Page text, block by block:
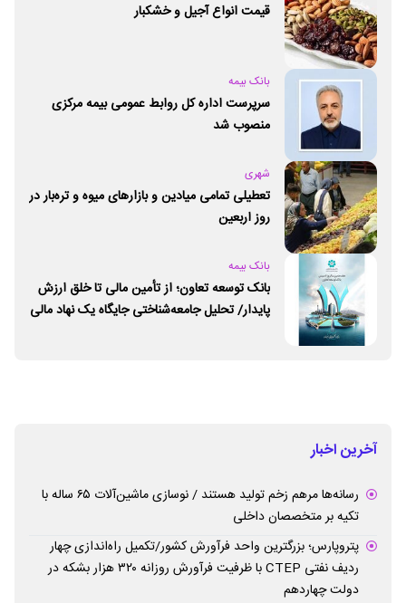
قیمت انواع آجیل و خشکبار
بانک بیمه
سرپرست اداره کل روابط عمومی بیمه مرکزی
منصوب شد
شهری
تعطیلی تمامی میادین و بازارهای میوه و تره‌بار در
روز اربعین
بانک بیمه
بانک توسعه تعاون؛ از تأمین مالی تا خلق ارزش
پایدار/ تحلیل جامعه‌شناختی جایگاه یک نهاد مالی
آخرین اخبار
رسانه‌ها مرهم زخم تولید هستند / نوسازی ماشین‌آلات ۶۵ ساله با
تکیه بر متخصصان داخلی
پتروپارس؛ بزرگترین واحد فرآورش کشور/تکمیل راه‌اندازی چهار
ردیف نفتی CTEP با ظرفیت فرآورش روزانه ۳۲۰ هزار بشکه در
دولت چهاردهم